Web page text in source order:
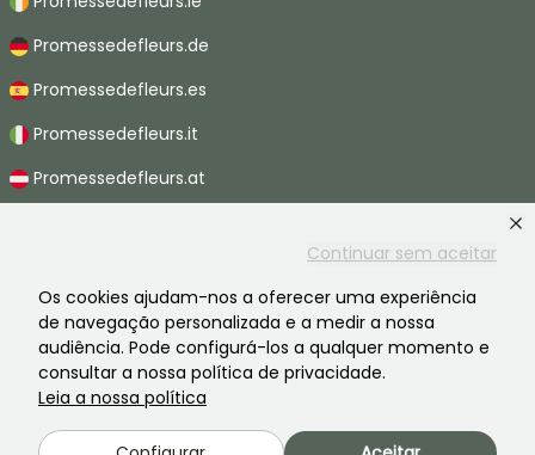
Continuar sem aceitar
Os cookies ajudam-nos a oferecer uma experiência
de navegação personalizada e a medir a nossa
audiência. Pode configurá-los a qualquer momento e
consultar a nossa política de privacidade.
Leia a nossa política
Promessedefleurs.de
Promessedefleurs.es
Promessedefleurs.it
Promessedefleurs.at
Promessedefleurs.ch
Avisos legais
CGV- Privacidade